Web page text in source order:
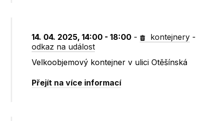
14. 04. 2025, 14:00 - 18:00 - kontejnery -
odkaz na událost
Velkoobjemový kontejner v ulici Otěšínská
Přejít na více informací